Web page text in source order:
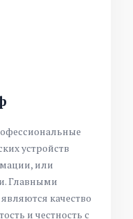
устройств
или
Главными
качество
и честность с